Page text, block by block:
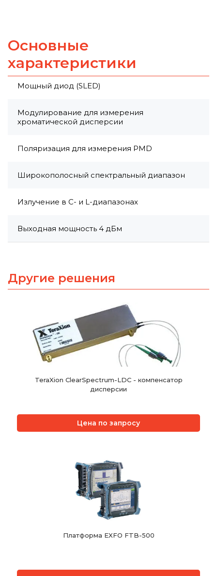
Основные
характеристики
Мощный диод (SLED)
Модулирование для измерения
хроматической дисперсии
Поляризация для измерения PMD
Широкополосный спектральный диапазон
Излучение в С- и L-диапазонах
Выходная мощность 4 дБм
Другие решения
TeraXion ClearSpectrum-LDC - компенсатор
дисперсии
Цена по запросу
Платформа EXFO FTB-500